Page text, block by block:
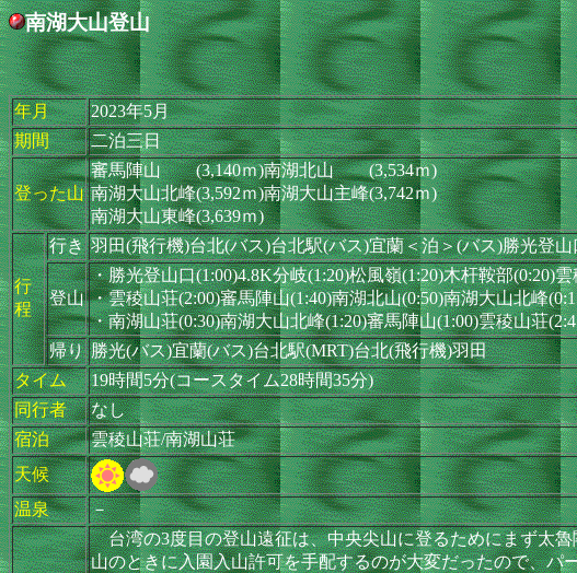
南湖大山登山
年月
2023年5月
期間
二泊三日
登った山
審馬陣山 (3,140ｍ)南湖北山 (3,534ｍ)
南湖大山北峰(3,592ｍ)南湖大山主峰(3,742ｍ)
南湖大山東峰(3,639ｍ)
行
程
行き 羽田(飛行機)台北(バス)台北駅(バス)宜蘭＜泊＞(バス)勝光登山
登山
・勝光登山口(1:00)4.8K分岐(1:20)松風嶺(1:20)木杆鞍部(0:20)
・雲稜山荘(2:00)審馬陣山(1:40)南湖北山(0:50)南湖大山北峰
・南湖山荘(0:30)南湖大山北峰(1:20)審馬陣山(1:00)雲稜山荘
帰り 勝光(バス)宜蘭(バス)台北駅(MRT)台北(飛行機)羽田
タイム
19時間5分(コースタイム28時間35分)
同行者
なし
宿泊
雲稜山荘/南湖山荘
天候
温泉
－
台湾の3度目の登山遠征は、中央尖山に登るためにまず太魯
山のときに入園入山許可を手配するのが大変だったので、